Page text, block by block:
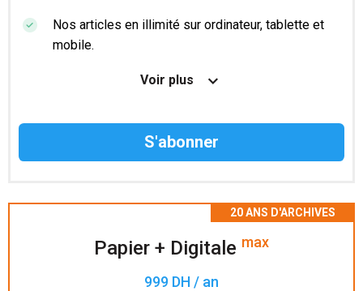
Nos articles en illimité sur ordinateur, tablette et
mobile.
Le magazine TelQuel en numérique avant la sortie
Voir plus
Papier + Digitale max
999 DH / an